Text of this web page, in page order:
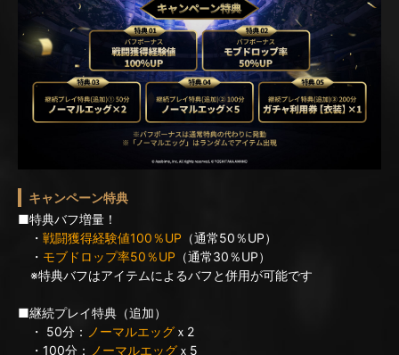
キャンペーン特典
■特典バフ増量！
・ 戦闘獲得経験値100％UP （通常50％UP）
・ モブドロップ率50％UP （通常30％UP）
※特典バフはアイテムによるバフと併用が可能です
■継続プレイ特典（追加）
・ 50分： ノーマルエッグ ｘ2
・100分： ノーマルエッグ ｘ5